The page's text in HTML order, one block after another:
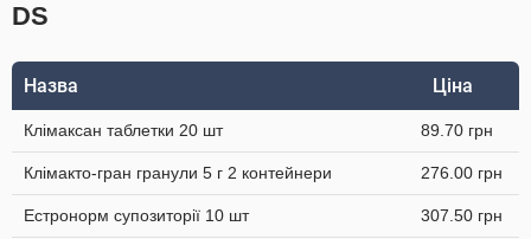
DS
Назва Ціна
Клімаксан таблетки 20 шт 89.70 грн
Клімакто-гран гранули 5 г 2 контейнери 276.00 грн
Естронорм супозиторії 10 шт 307.50 грн